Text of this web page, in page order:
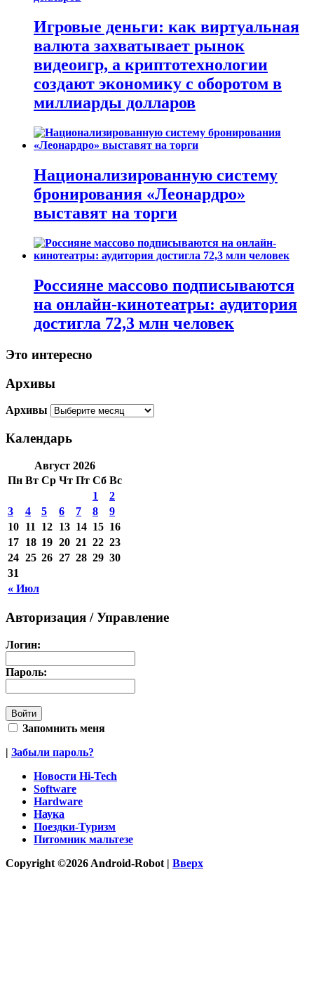
Игровые деньги: как виртуальная
валюта захватывает рынок
видеоигр, а криптотехнологии
создают экономику с оборотом в
миллиарды долларов
Национализированную систему
бронирования «Леонардро»
выставят на торги
Россияне массово подписываются
на онлайн-кинотеатры: аудитория
достигла 72,3 млн человек
Это интересно
Архивы
Архивы
Календарь
Август 2026
Пн Вт Ср Чт Пт Сб Вс
« Июл
1
2
3
4 5 6 7 8
9
10 11 12 13 14 15 16
17 18 19 20 21 22 23
24 25 26 27 28 29 30
31
Авторизация / Управление
Логин:
Пароль:
Запомнить меня
| Забыли пароль?
Новости Hi-Tech
Software
Hardware
Наука
Поездки-Туризм
Питомник мальтезе
Copyright ©2026 Android-Robot | Вверх